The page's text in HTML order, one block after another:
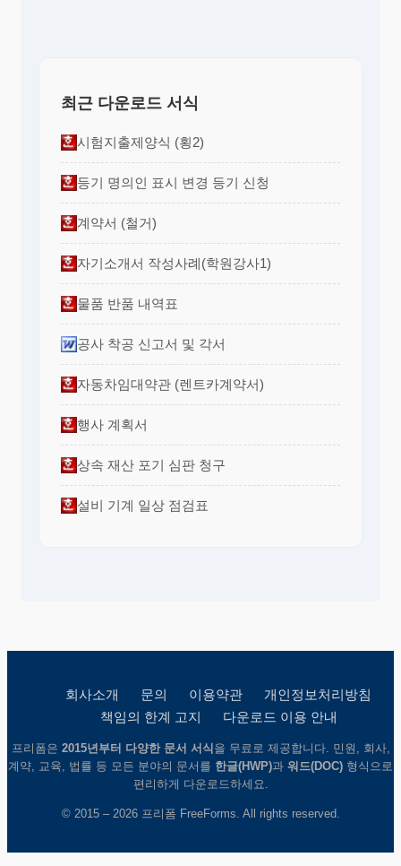
최근 다운로드 서식
시험지출제양식 (횡2)
등기 명의인 표시 변경 등기 신청
계약서 (철거)
자기소개서 작성사례(학원강사1)
물품 반품 내역표
공사 착공 신고서 및 각서
자동차임대약관 (렌트카계약서)
행사 계획서
상속 재산 포기 심판 청구
설비 기계 일상 점검표
회사소개 문의 이용약관
개인정보처리방침
책임의 한계 고지
다운로드 이용 안내
프리폼은 2015년부터 다양한 문서 서식 을 무료로 제공합니다. 민원, 회사,
계약, 교육, 법률 등 모든 분야의 문서를 한글(HWP)과 워드(DOC) 형식으로
편리하게 다운로드하세요.
© 2015 – 2026 프리폼 FreeForms. All rights reserved.